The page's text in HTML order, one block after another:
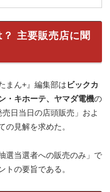
主要販売店に聞
まん+』編集部は ビックカ
・キホーテ、ヤマダ電機の
日当日の店頭販売」およ
の見解を求めた。
選当選者への販売のみ」で
トの要旨である。